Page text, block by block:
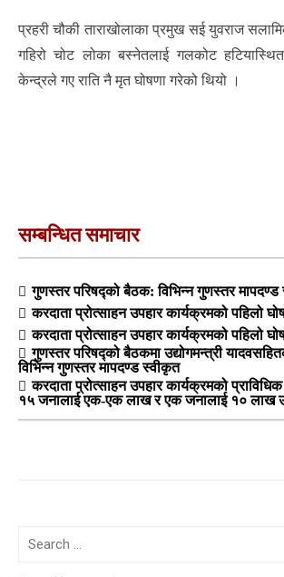
प्रहरी चौकी ताराखोलाका प्रमुख सई युवराज
गहिरो चोट लोका बस्नेतलाई गलकोट
केन्द्रले गए राति नै मृत घोषणा गरेको थियो ।
सम्बन्धित समाचार
गुणस्तर परिषद्को बैठक: विभिन्न गुणस्तर मापदण्ड
करदाता प्रोत्साहन उपहार कार्यक्रमको पहिलो
करदाता प्रोत्साहन उपहार कार्यक्रमको पहिलो
गुणस्तर परिषद्को बैठकमा उद्योगमन्त्री
विभिन्न गुणस्तर मापदण्ड स्वीकृत
करदाता प्रोत्साहन उपहार कार्यक्रमको
१५ जनालाई एक-एक लाख र एक जनालाई १० लाख
Search